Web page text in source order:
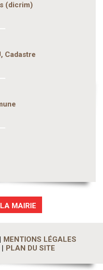
(dicrim)
Cadastre
MAIRIE
MENTIONS LÉGALES
PLAN DU SITE